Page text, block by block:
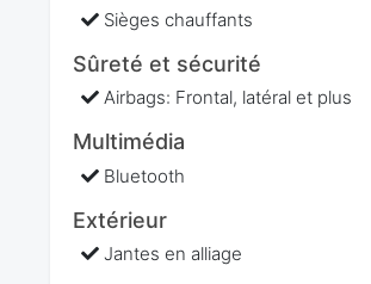
Sièges chauffants
Sûreté et sécurité
Airbags: Frontal, latéral et plus
Multimédia
Bluetooth
Extérieur
Jantes en alliage